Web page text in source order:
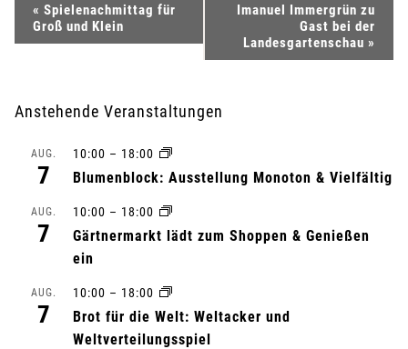
e
a
« Spielenachmittag für
Groß und Klein
Imanuel Immergrün zu
Gast bei der
Landesgartenschau »
Anstehende Veranstaltungen
AUG.
7
10:00 – 18:00
Blumenblock: Ausstellung Monoton & Vielfältig
AUG.
7
10:00 – 18:00
Gärtnermarkt lädt zum Shoppen & Genießen
ein
AUG.
7
10:00 – 18:00
Brot für die Welt: Weltacker und
Weltverteilungsspiel